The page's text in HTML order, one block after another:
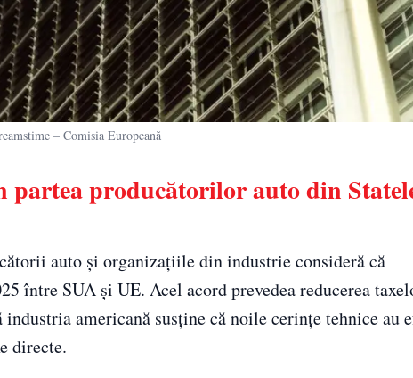
– Comisia Europeană
producătorilor auto din
auto și organizațiile din industrie consideră că
între SUA și UE. Acel acord prevedea reducerea
americană susține că noile cerințe tehnice au
directe.